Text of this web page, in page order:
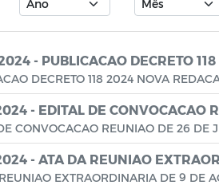
- PUBLICACAO DECRETO
DECRETO 118 2024 NOVA
- EDITAL DE CONVOCACAO
CONVOCACAO REUNIAO DE 26 DE
- ATA DA REUNIAO
EXTRAORDINARIA DE 9 DE